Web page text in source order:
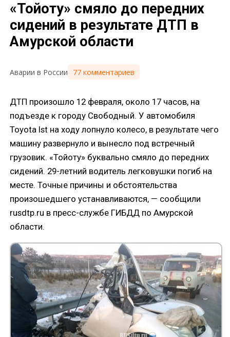
«Тойоту» смяло до передних
сидений в результате ДТП в
Амурской области
Аварии в России 77 комментариев
ДТП произошло 12 февраля, около 17 часов, на
подъезде к городу Свободный. У автомобиля
Toyota Ist на ходу лопнуло колесо, в результате чего
машину развернуло и вынесло под встречный
грузовик. «Тойоту» буквально смяло до передних
сидений. 29-летний водитель легковушки погиб на
месте. Точные причины и обстоятельства
произошедшего устанавливаются, — сообщили
rusdtp.ru в пресс-службе ГИБДД по Амурской
области.